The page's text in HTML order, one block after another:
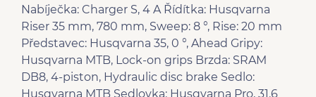
Nabíječka: Charger S, 4 A Řídítka: Husqvarna
Riser 35 mm, 780 mm, Sweep: 8 °, Rise: 20 mm
Představec: Husqvarna 35, 0 °, Ahead Gripy:
Husqvarna MTB, Lock-on grips Brzda: SRAM
DB8, 4-piston, Hydraulic disc brake Sedlo:
Husqvarna MTB Sedlovka: Husqvarna Pro, 31.6